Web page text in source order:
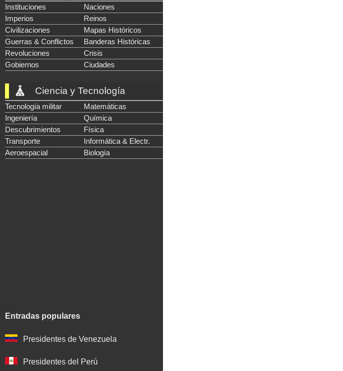
Instituciones
Naciones
Imperios
Reinos
Civilizaciones
Mapas Históricos
Guerras & Conflictos
Banderas Históricas
Revoluciones
Crisis
Gobiernos
Ciudades
Ciencia y Tecnología
Tecnología militar
Matemáticas
Ingeniería
Química
Descubrimientos
Física
Transporte
Informática & Electr.
Aeroespacial
Biología
Entradas populares
Presidentes de Venezuela
Presidentes del Perú